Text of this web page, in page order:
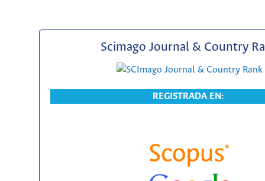
Scimago Journal & Country
REGISTRADA EN: